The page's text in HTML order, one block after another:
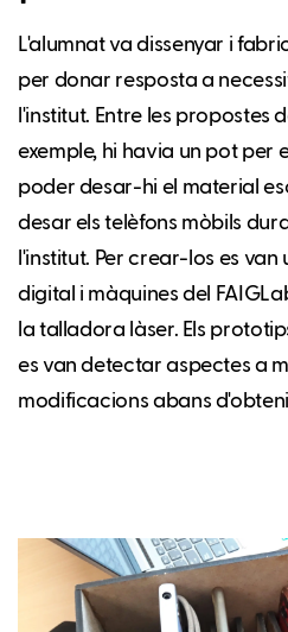
L'alumnat va dissenyar i
per donar resposta a
l'institut. Entre les propostes
exemple, hi havia un pot per
poder desar-hi el material
desar els telèfons mòbils
l'institut. Per crear-los es van
digital i màquines del
la talladora làser. Els
es van detectar aspectes a
modificacions abans